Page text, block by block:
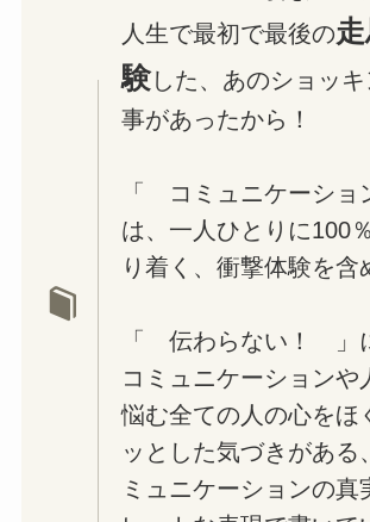
人生で最初で最後の
験した、あのショッ
事があったから！
「 コミュニケーショ
は、一人ひとりに100
り着く、衝撃体験を含
「 伝わらない！ 」
コミュニケーションや
悩む全ての人の心をほ
ッとした気づきがある
ミュニケーションの真